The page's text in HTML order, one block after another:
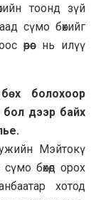
тоонд зүй
сүмо бөхийг
нь илүү
болохоор
бол дээр байх
Мэйтокү
бөхөд орох
хотод